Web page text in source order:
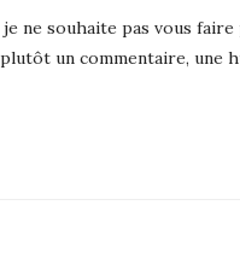
ne souhaite pas vous
un commentaire, une